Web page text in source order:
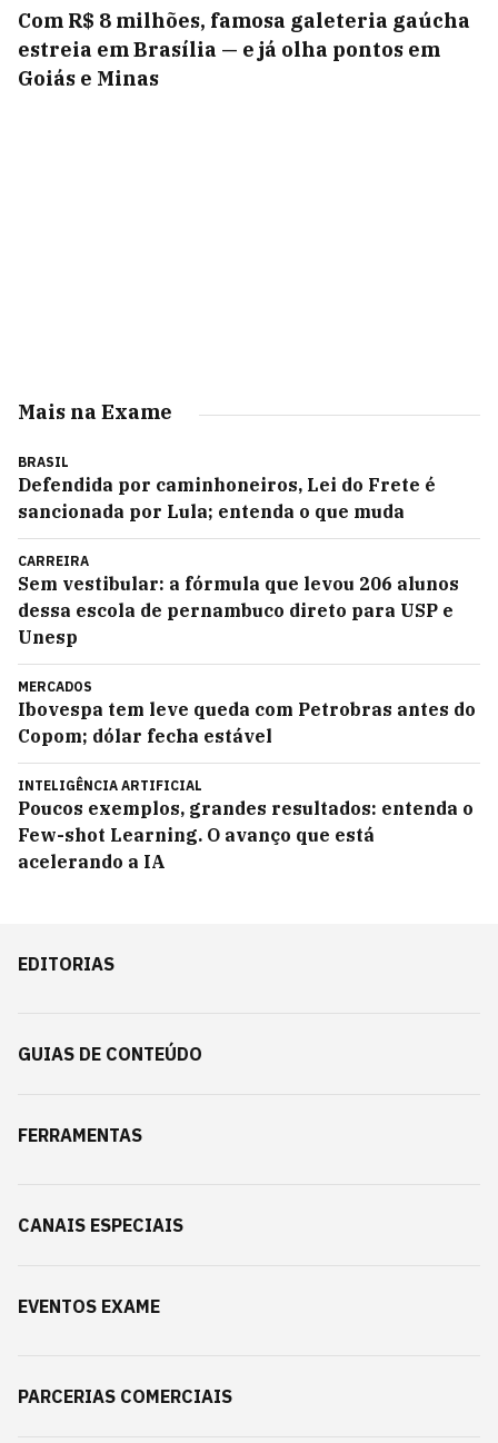
Com R$ 8 milhões, famosa galeteria gaúcha
estreia em Brasília — e já olha pontos em
Goiás e Minas
Mais na Exame
BRASIL
Defendida por caminhoneiros, Lei do Frete é
sancionada por Lula; entenda o que muda
CARREIRA
Sem vestibular: a fórmula que levou 206 alunos
dessa escola de pernambuco direto para USP e
Unesp
MERCADOS
Ibovespa tem leve queda com Petrobras antes do
Copom; dólar fecha estável
INTELIGÊNCIA ARTIFICIAL
Poucos exemplos, grandes resultados: entenda o
Few-shot Learning. O avanço que está
acelerando a IA
EDITORIAS
GUIAS DE CONTEÚDO
FERRAMENTAS
CANAIS ESPECIAIS
EVENTOS EXAME
PARCERIAS COMERCIAIS